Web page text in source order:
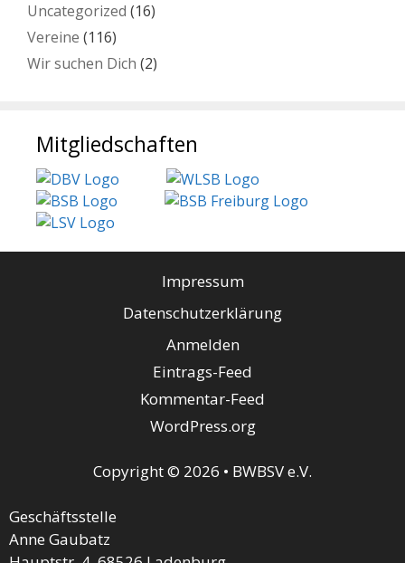
Uncategorized (16)
Vereine (116)
Wir suchen Dich (2)
Mitgliedschaften
Impressum
Datenschutzerklärung
Anmelden
Eintrags-Feed
Kommentar-Feed
WordPress.org
Copyright © 2026 • BWBSV e.V.
Geschäftsstelle
Anne Gaubatz